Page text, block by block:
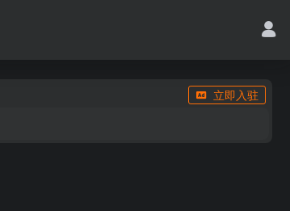
立即入驻